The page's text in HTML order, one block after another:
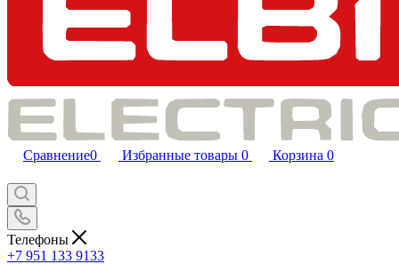
Сравнение0 Избранные товары 0 Корзина 0
Телефоны
+7 951 133 9133